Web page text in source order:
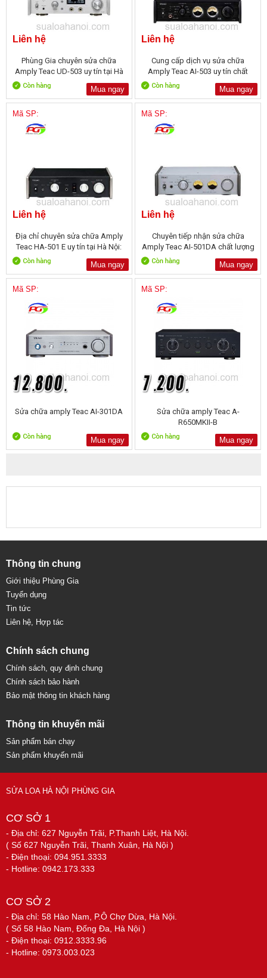
Liên hệ
Phùng Gia chuyên sửa chữa
Amply Teac UD-503 uy tín tại Hà
Mua ngay
Liên hệ
Cung cấp dịch vụ sửa chữa
Amply Teac AI-503 uy tín chất
Mua ngay
Mã SP:
Liên hệ
Địa chỉ chuyên sửa chữa Amply
Teac HA-501 E uy tín tại Hà Nội:
Mua ngay
Mã SP:
Liên hệ
Chuyên tiếp nhận sửa chữa
Amply Teac AI-501DA chất lượng
tại Hà Nội:
Mua ngay
Mã SP:
Sửa chữa amply Teac AI-301DA
Mua ngay
Mã SP:
Sửa chữa amply Teac A-
R650MKII-B
Mua ngay
Thông tin chung
Giới thiệu Phùng Gia
Tuyển dụng
Tin tức
Liên hệ, Hợp tác
Chính sách chung
Chính sách, quy định chung
Chính sách bảo hành
Bảo mật thông tin khách hàng
Thông tin khuyến mãi
Sản phẩm bán chạy
Sản phẩm khuyến mãi
SỬA LOA HÀ NỘI PHÙNG GIA
CƠ SỞ 1
- Địa chỉ: 627 Nguyễn Trãi, P.Thanh Liệt, Hà Nội.
( Số 627 Nguyễn Trãi, Thanh Xuân, Hà Nội )
- Điện thoại: 094.951.3333
- Hotline: 0942.173.333
CƠ SỞ 2
- Địa chỉ: 58 Hào Nam, P.Ô Chợ Dừa, Hà Nội.
( Số 58 Hào Nam, Đống Đa, Hà Nội )
- Điện thoại: 0912.3333.96
- Hotline: 0973.003.023